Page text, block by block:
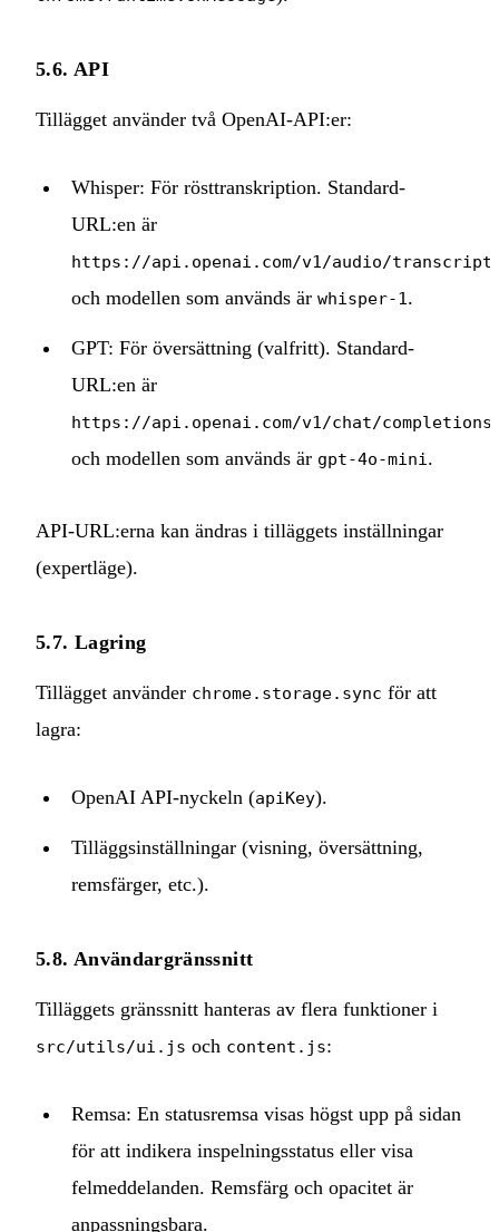
5.6. API
Tillägget använder två OpenAI-API:er:
Whisper: För rösttranskription. Standard-
URL:en är
https://api.openai.com/v1/audio/
och modellen som används är whisper-1.
GPT: För översättning (valfritt). Standard-
URL:en är
https://api.openai.com/v1/chat/completions
och modellen som används är gpt-4o-mini.
API-URL:erna kan ändras i tilläggets inställningar
(expertläge).
5.7. Lagring
Tillägget använder chrome.storage.sync för att
lagra:
OpenAI API-nyckeln (apiKey).
Tilläggsinställningar (visning, översättning,
remsfärger, etc.).
5.8. Användargränssnitt
Tilläggets gränssnitt hanteras av flera funktioner i
src/utils/ui.js och content.js:
Remsa: En statusremsa visas högst upp på sidan
för att indikera inspelningsstatus eller visa
felmeddelanden. Remsfärg och opacitet är
anpassningsbara.